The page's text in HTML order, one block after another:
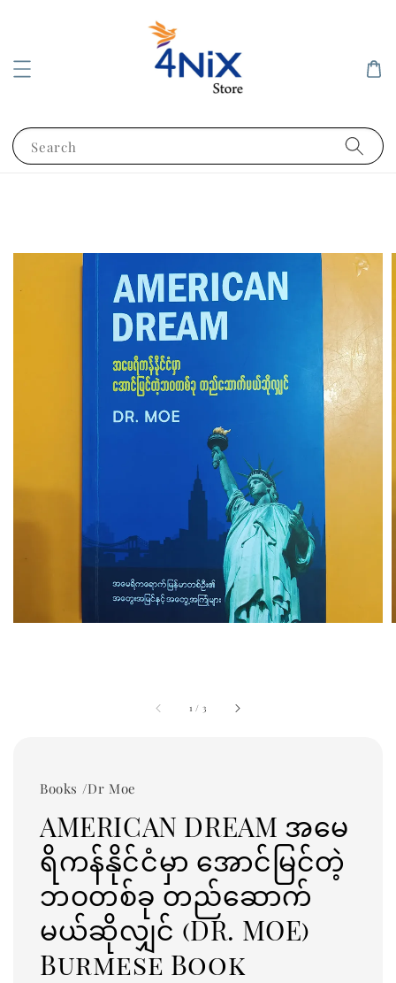
Search
1 / 3
Books /Dr Moe
AMERICAN DREAM အမေ
ရိကန်နိုင်ငံမှာ အောင်မြင်တဲ့
ဘဝတစ်ခု တည်ဆောက်
မယ်ဆိုလျှင် (DR. MOE)
Burmese Book